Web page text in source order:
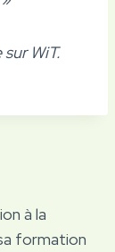
WiT.
à la
formation